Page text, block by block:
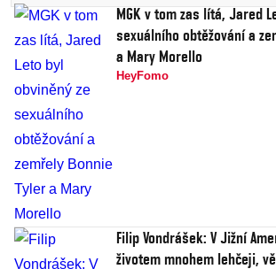
MGK v tom zas lítá, Jared
sexuálního obtěžování a
a Mary Morello
HeyFomo
Filip Vondrášek: V Jižní
životem mnohem lehčeji,